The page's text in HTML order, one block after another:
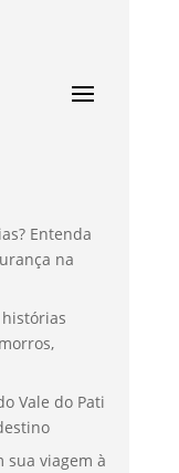
Entenda
na
Vale do Pati
sua viagem à